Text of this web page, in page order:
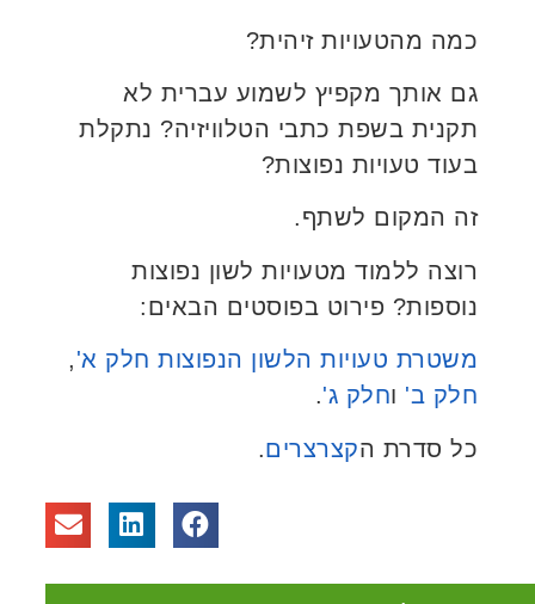
כמה מהטעויות זיהית?
גם אותך מקפיץ לשמוע עברית לא
תקנית בשפת כתבי הטלוויזיה? נתקלת
בעוד טעויות נפוצות?
זה המקום לשתף.
רוצה ללמוד מטעויות לשון נפוצות
נוספות? פירוט בפוסטים הבאים:
משטרת טעויות הלשון הנפוצות חלק א',
חלק ב' וחלק ג'.
כל סדרת הקצרצרים.